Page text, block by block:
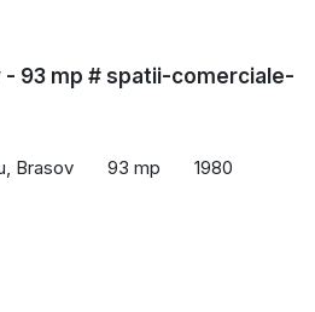
- 93 mp # spatii-comerciale-
Brasov 93 mp 1980